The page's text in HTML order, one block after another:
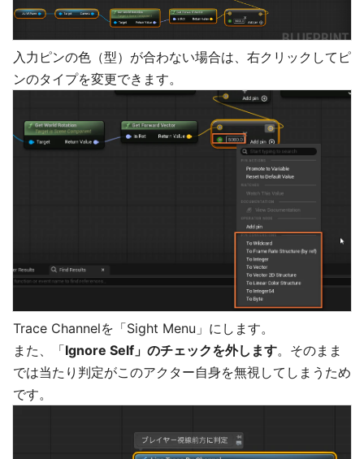
入力ピンの色（型）が合わない場合は、右クリックしてピ
ンのタイプを変更できます。
Trace Channelを「Sight Menu」にします。
また、「Ignore Self」のチェックを外します。そのまま
では当たり判定がこのアクター自身を無視してしまうため
です。